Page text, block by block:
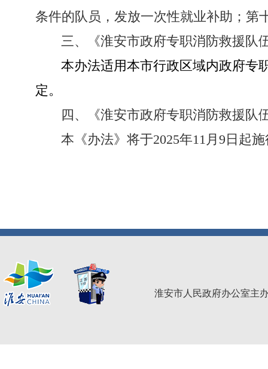
条件的队员，发放一次性就业补助；第
三、《淮安市政府专职消防救援队
本办法适用本市行政区域内政府专
定。
四、《淮安市政府专职消防救援队
本《办法》将于2025年11 月 9日起
淮安市人民政府办公室主